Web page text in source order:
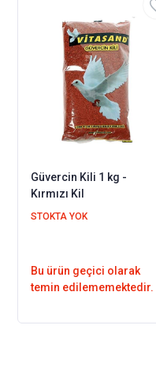
Güvercin Kili 1 kg -
Kırmızı Kil
STOKTA YOK
Bu ürün geçici olarak
temin edilememektedir.